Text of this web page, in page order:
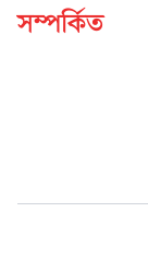
সম্পর্কিত